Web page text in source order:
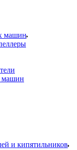
машин
машин
и кипятильников